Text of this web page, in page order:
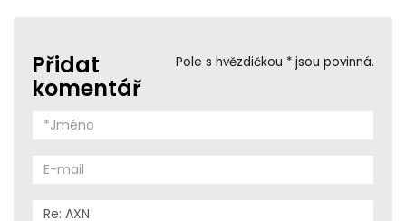
Pole s hvězdičkou * jsou povinná.
Přidat
komentář